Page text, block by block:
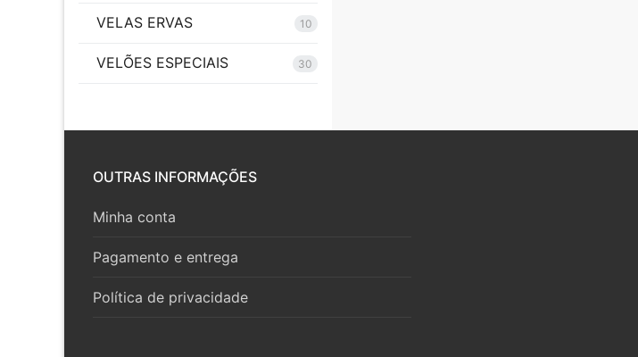
VELAS ERVAS 10
VELÕES ESPECIAIS 30
OUTRAS INFORMAÇÕES
Minha conta
Pagamento e entrega
Política de privacidade